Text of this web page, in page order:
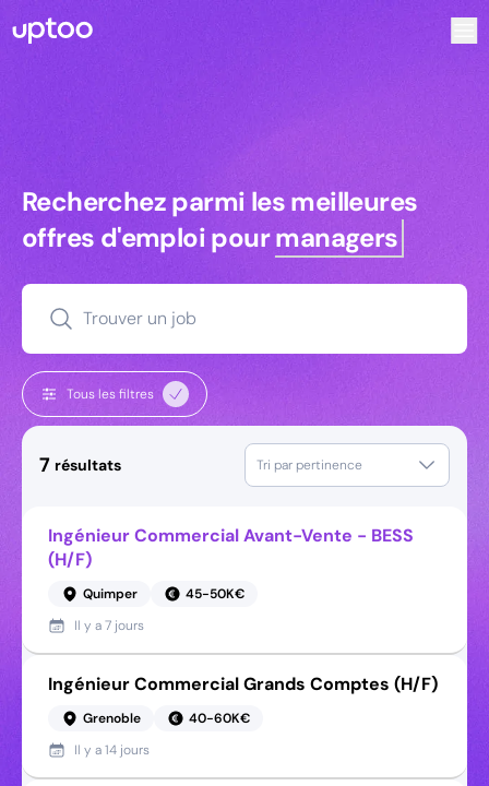
Recherchez parmi les meilleures
Recherchez parmi les meilleures
offres d'emploi pourmanagers
Trouver un job
Tous les filtres
7 résultats Tri par pertinence
Ingénieur Commercial Avant-Vente - BESS
(H/F)
Quimper
45-50K€
Il y a7 jours
Ingénieur Commercial Grands Comptes (H/F)
Grenoble
40-60K€
Il y a14 jours